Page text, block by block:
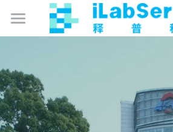
数智化实验室管理
产品中心
监控保
成为合作伙伴